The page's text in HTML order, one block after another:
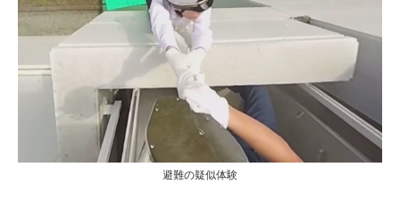
避難の疑似体験